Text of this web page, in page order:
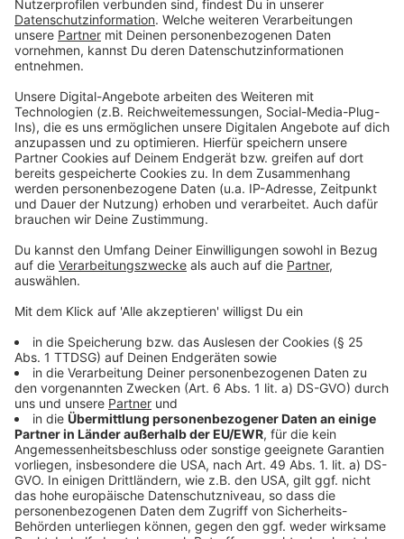
Gesundheitsgefährdung wohl verhindert werden
konnte. Jetzt laufen die Ermittlungen zur Ursache der
Verschmutzung.
Anzeige
Mehr Meldungen aus Leverkusen
Anzeige
Geschlechtseintrag im Personalausweis ändern: Erste
Anmeldungen
Leverkusener wegen Übergriffen in Köln vor Gericht
Boniface fehlt in der Champions League
Anzeige
Anzeige